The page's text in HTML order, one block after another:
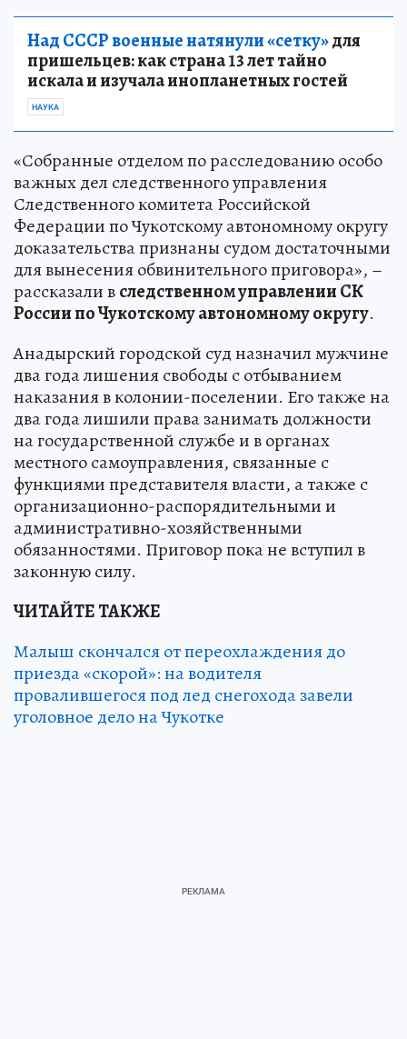
Над СССР военные натянули «сетку»для
пришельцев: как страна 13 лет тайно
искала и изучала инопланетных гостей
НАУКА
«Собранные отделом по расследованию особо
важных дел следственного управления
Следственного комитета Российской
Федерации по Чукотскому автономному округу
доказательства признаны судом достаточными
для вынесения обвинительного приговора», –
рассказали вследственном управлении СК
России по Чукотскому автономному округу.
Анадырский городской суд назначил мужчине
два года лишения свободы с отбыванием
наказания в колонии-поселении. Его также на
два года лишили права занимать должности
на государственной службе и в органах
местного самоуправления, связанные с
функциями представителя власти, а также с
организационно-распорядительными и
административно-хозяйственными
обязанностями. Приговор пока не вступил в
законную силу.
ЧИТАЙТЕ ТАКЖЕ
Малыш скончался от переохлаждения до
приезда «скорой»: на водителя
провалившегося под лед снегохода завели
уголовное дело на Чукотке